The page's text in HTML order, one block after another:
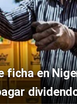
ficha en